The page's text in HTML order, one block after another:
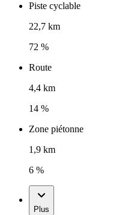
Piste cyclable
22,7 km
72 %
Route
4,4 km
14 %
Zone piétonne
1,9 km
6 %
Plus